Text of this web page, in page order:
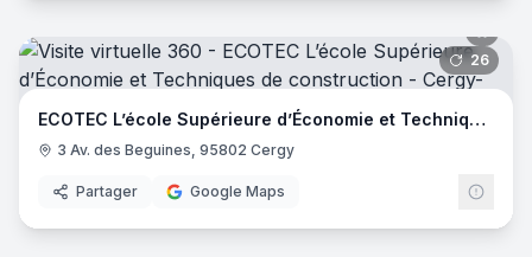
26
ECOTEC L’école Supérieure d’Économie et Techniques de construction
3 Av. des Beguines, 95802 Cergy
Partager Google Maps